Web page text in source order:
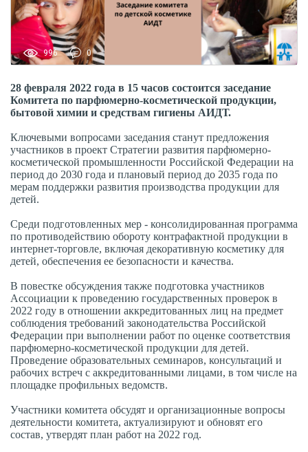
996 0
28 февраля 2022 года в 15 часов состоится заседание
Комитета по парфюмерно-косметической продукции,
бытовой химии и средствам гигиены АИДТ.
Ключевыми вопросами заседания станут предложения
участников в проект Стратегии развития парфюмерно-
косметической промышленности Российской Федерации на
период до 2030 года и плановый период до 2035 года по
мерам поддержки развития производства продукции для
детей.
Среди подготовленных мер - консолидированная программа
по противодействию обороту контрафактной продукции в
интернет-торговле, включая декоративную косметику для
детей, обеспечения ее безопасности и качества.
В повестке обсуждения также подготовка участников
Ассоциации к проведению государственных проверок в
2022 году в отношении аккредитованных лиц на предмет
соблюдения требований законодательства Российской
Федерации при выполнении работ по оценке соответствия
парфюмерно-косметической продукции для детей.
Проведение образовательных семинаров, консультаций и
рабочих встреч с аккредитованными лицами, в том числе на
площадке профильных ведомств.
Участники комитета обсудят и организационные вопросы
деятельности комитета, актуализируют и обновят его
состав, утвердят план работ на 2022 год.